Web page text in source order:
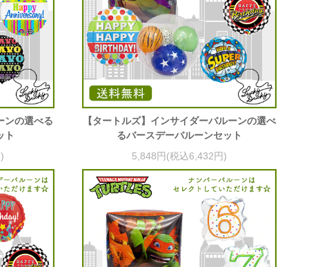
ンの選べる
ト
【タートルズ】インサイダーバルーンの選べ
るバースデーバルーンセット
5,848円(税込6,432円)